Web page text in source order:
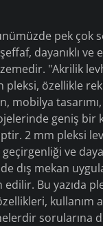
pek çok
dayanıklı ve
"Akrilik
pleksi, özellikle
mobilya
geniş bir
2 mm pleksi
geçirgenliği ve
dış mekan
edilir. Bu yazıda
kullanım
sorularına